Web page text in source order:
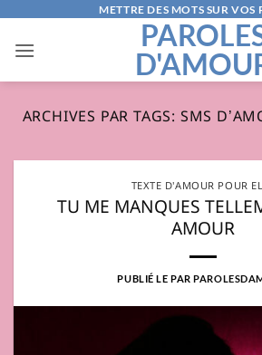
contenu
METTRE DES MOTS SUR VOS
ARCHIVES PAR TAGS: SMS
TEXTE D'AMOUR POUR
TU ME MANQUES
AMOUR
PUBLIÉ LEPAR